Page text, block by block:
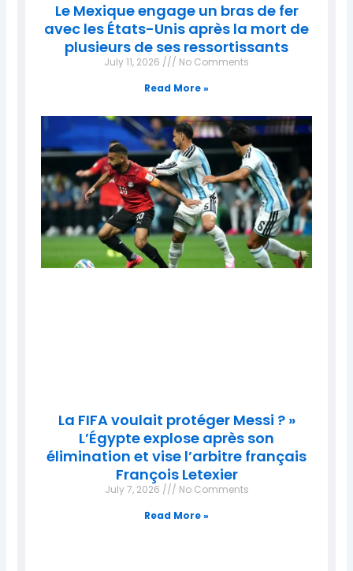
Le Mexique engage un bras de fer
avec les États-Unis après la mort de
plusieurs de ses ressortissants
July 11, 2026
No Comments
Read More »
La FIFA voulait protéger Messi ? »
L’Égypte explose après son
élimination et vise l’arbitre français
François Letexier
July 7, 2026
No Comments
Read More »